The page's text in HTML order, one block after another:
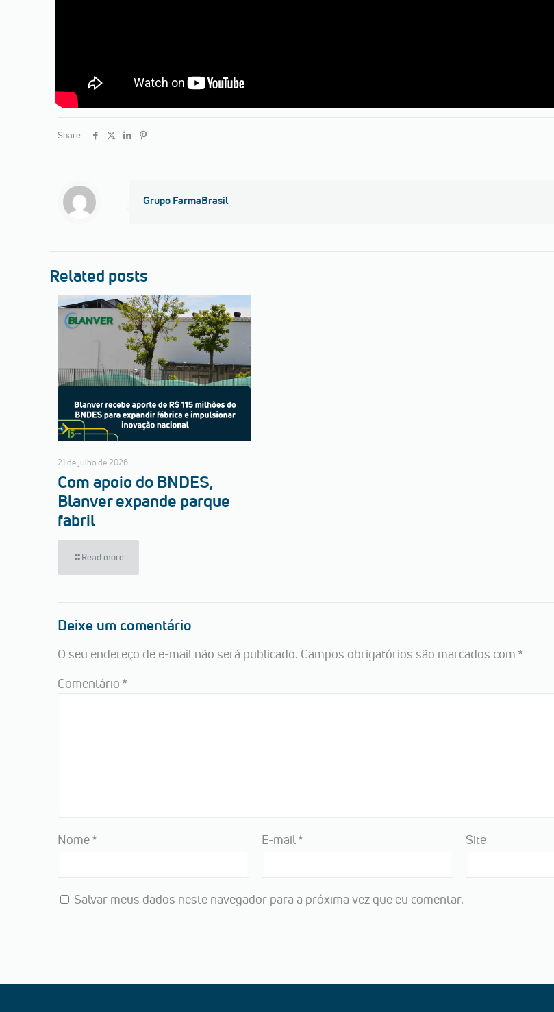
Share
Grupo FarmaBrasil
Related posts
21 de julho de 2026
Com apoio do BNDES,
Blanver expande parque
fabril
Read more
Deixe um comentário
O seu endereço de e-mail não será publicado. Campos obrigatórios são marcados com *
Comentário *
Nome* E-mail* Site
Salvar meus dados neste navegador para a próxima vez que eu comentar.